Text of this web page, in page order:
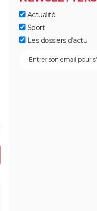
Actualité
Sport
Les dossiers d'actu